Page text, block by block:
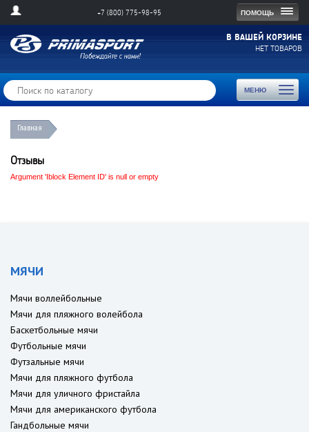
ПОМОЩЬ
+7 (800) 775-98-95
В ВАШЕЙ КОРЗИНЕ
НЕТ ТОВАРОВ
МЕНЮ
Toggle
Главная
Отзывы
Argument 'Iblock Element ID' is null or empty
МЯЧИ
Мячи воллейбольные
Мячи для пляжного волейбола
Баскетбольные мячи
Футбольные мячи
Футзальные мячи
Мячи для пляжного футбола
Мячи для уличного фристайла
Мячи для американского футбола
Гандбольные мячи